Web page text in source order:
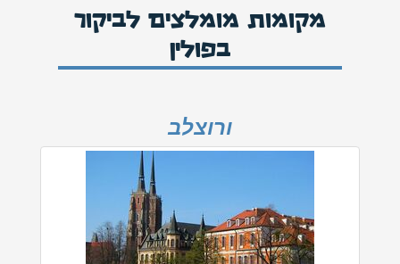
מקומות מומלצים לביקור
בפולין
ורוצלב